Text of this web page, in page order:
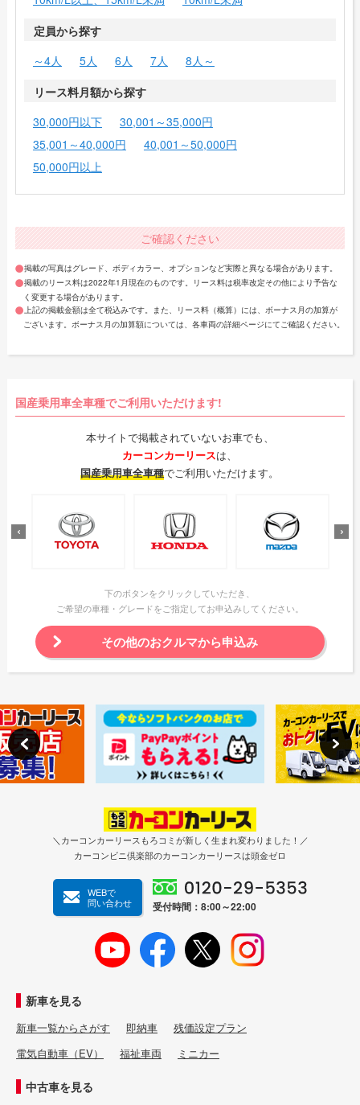
定員から探す
～4人
5人 6人 7人
8人～
リース料月額から探す
30,000円以下
30,001～35,000円
35,001～40,000円
40,001～50,000円
50,000円以上
ご確認ください
掲載の写真はグレード、ボディカラー、オプションなど実際と異なる場合があります。
掲載のリース料は2022年1月現在のものです。リース料は税率改定その他により予告な
く変更する場合があります。
上記の掲載金額は全て税込みです。また、リース料（概算）には、ボーナス月の加算が
ございます。ボーナス月の加算額については、各車両の詳細ページにてご確認ください。
国産乗用車全車種でご利用いただけます!
本サイトで掲載されていないお車でも、
カーコンカーリースは、
国産乗用車全車種でご利用いただけます。
下のボタンをクリックしていただき、
ご希望の車種・グレードをご指定してお申込みしてください。
その他のおクルマから申込み
＼カーコンカーリースもろコミが新しく生まれ変わりました！／
カーコンビニ倶楽部のカーコンカーリースは頭金ゼロ
WEBで
問い合わせ
受付時間：8:00～22:00
新車を見る
新車一覧からさがす 即納車
残価設定プラン
電気自動車（EV）
福祉車両 ミニカー
中古車を見る